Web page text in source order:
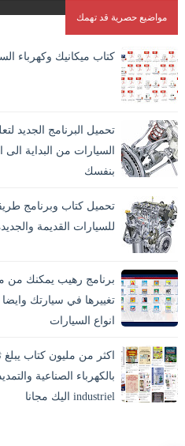
مواضيع حصرية قد تهمك
كتاب ميكانيك وكهرباء
تحميل البرنامج الجديد
السيارات من البداية
بنفسك
تحميل كتاب وبرنامج
للسيارات القديمة
برنامج رهيب يمكنك من
تغييرها في سيارتك وايضا
انواع السيارات
industriel اليك مجانا